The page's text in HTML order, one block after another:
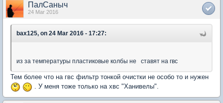
ПалСаныч
24 Mar 2016
bax125, on 24 Mar 2016 - 17:27:
из за температуры пластиковые колбы не ставят на гвс
Тем более что на гвс фильтр тонкой очистки не особо то и нужен
. У меня тоже только на хвс "Ханивелы".